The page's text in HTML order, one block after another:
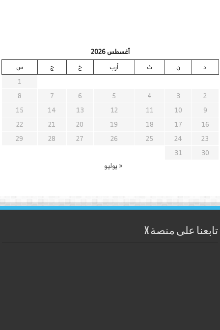
أغسطس 2026
د
ن ث أرب خ ج
س
1
2
3
4
5
6
7
8
9
10
11
12
13
14
15
16
17
18
19
20
21
22
23
24
25
26
27
28
29
30
31
« يوليو
تابعنا على منصة X